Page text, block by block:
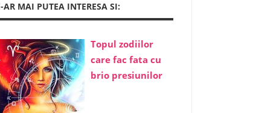
AR MAI PUTEA INTERESA SI:
Topul zodiilor
care fac fata cu
brio presiunilor